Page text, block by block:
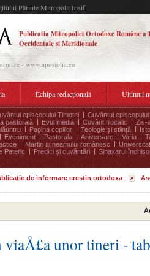
Părinte Mitropolit Iosif
Publicatia Mitropoliei Ortodoxe Române a
Occidentale si Meridionale
- www.apostolia.eu
Echipa redacțională Ultimul
episcopului Timotei
Cuvântul episcopului
pastorală Evul media Cuvânt filocalic
Zis-
Pagina copiilor Teologie și stiință
Eveniment Pastorala Aniversare Varia
Martiri ai neamului românesc
Pateric Predici și cuvântări
Sinaxarul
de informare crestin ortodoxa
viaÅ£a unor tineri -